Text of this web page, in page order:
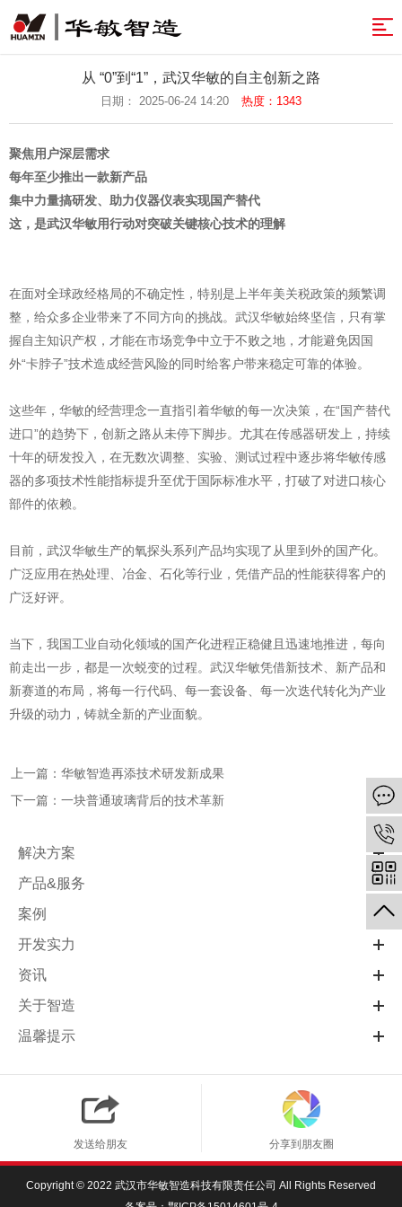
网
航
案
&
服
例
开
发
资
智
馨
返
页
从 “0”到“1”，武汉华敏的自主创新之路
日期： 2025-06-24 14:20 热度：1343
聚焦用户深层需求
每年至少推出一款新产品
集中力量搞研发、助力仪器仪表实现国产替代
这，是武汉华敏用行动对突破关键核心技术的理解
在面对全球政经格局的不确定性，特别是上半年美关税政策的频繁调
整，给众多企业带来了不同方向的挑战。武汉华敏始终坚信，只有掌
握自主知识产权，才能在市场竞争中立于不败之地，才能避免因国
外“卡脖子”技术造成经营风险的同时给客户带来稳定可靠的体验。
这些年，华敏的经营理念一直指引着华敏的每一次决策，在“国产替代
进口”的趋势下，创新之路从未停下脚步。尤其在传感器研发上，持续
十年的研发投入，在无数次调整、实验、测试过程中逐步将华敏传感
器的多项技术性能指标提升至优于国际标准水平，打破了对进口核心
部件的依赖。
目前，武汉华敏生产的氧探头系列产品均实现了从里到外的国产化。
广泛应用在热处理、冶金、石化等行业，凭借产品的性能获得客户的
广泛好评。
当下，我国工业自动化领域的国产化进程正稳健且迅速地推进，每向
前走出一步，都是一次蜕变的过程。武汉华敏凭借新技术、新产品和
新赛道的布局，将每一行代码、每一套设备、每一次迭代转化为产业
升级的动力，铸就全新的产业面貌。
上一篇：华敏智造再添技术研发新成果
下一篇：一块普通玻璃背后的技术革新
解决方案
产品&服务
案例
开发实力
资讯
关于智造
温馨提示
发送给朋友 分享到朋友圈
Copyright © 2022 武汉市华敏智造科技有限责任公司 All Rights Reserved